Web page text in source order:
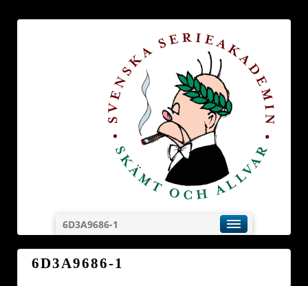
6D3A9686-1
6D3A9686-1